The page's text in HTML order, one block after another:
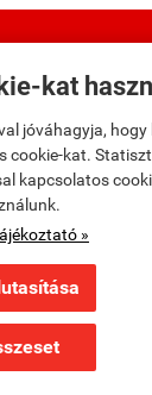
kat
jóváhagyja, hogy
cookie-kat.
kapcsolatos
»
készítés
...